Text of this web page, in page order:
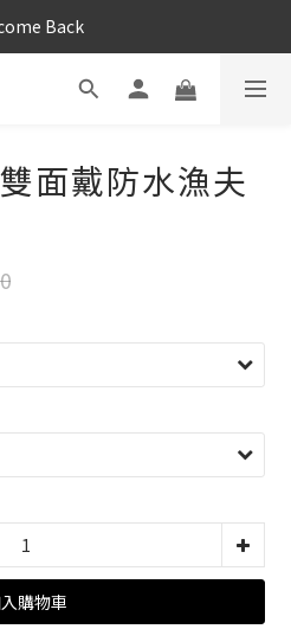
Back
面戴防水漁夫
購物車